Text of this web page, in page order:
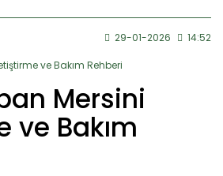
29-01-2026 14:52
Mersini
ve Bakım